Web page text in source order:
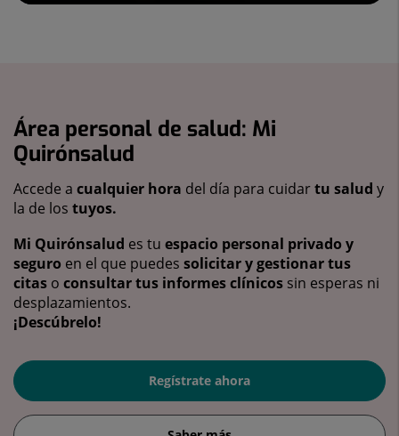
Área personal de salud: Mi
Quirónsalud
Accede a cualquier hora del día para cuidartu salud y
la de los tuyos.
Mi Quirónsalud es tu espacio personal privado y
seguro en el que puedes solicitar y gestionar tus
citas o consultar tus informes clínicos sin esperas ni
desplazamientos.
¡Descúbrelo!
Regístrate ahora